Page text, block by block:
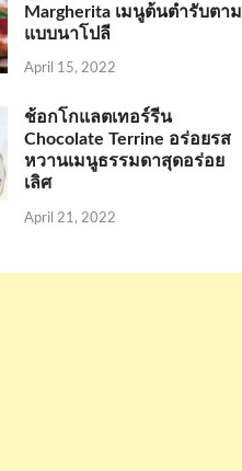
Margherita เมนูต้นตำรับตาม
แบบนาโปลี
April 15, 2022
ช้อกโกแลตเทอร์รีน
Chocolate Terrine อร่อยรส
หวานเมนูธรรมดาสุดอร่อย
เลิศ
April 21, 2022